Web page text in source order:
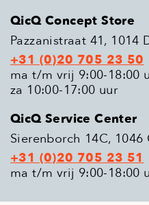
QicQ Concept Store
Pazzanistraat 41, 1014
+31 (0)20 705 23 50
ma t/m vrij 9:00-18:00
za 10:00-17:00 uur
QicQ Service Center
Sierenborch 14C, 1046
+31 (0)20 705 23 51
ma t/m vrij 9:00-18:00